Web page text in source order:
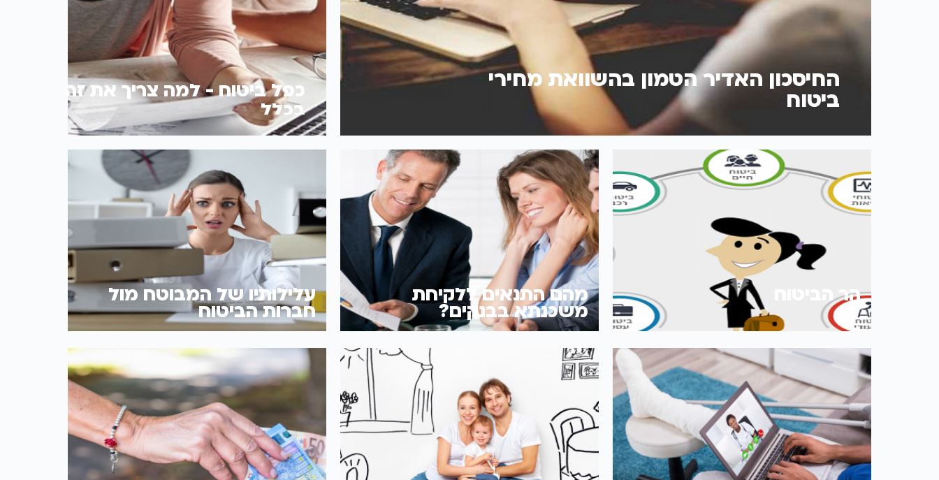
החיסכון האדיר הטמון בהשוואת מחירי
ביטוח כפל ביטוח - למה צריך את זה
בכלל
הר הביטוח מהם התנאים ללקיחת
משכנתא בבנקים?
עלילותיו של המבוטח מול
חברות הביטוח